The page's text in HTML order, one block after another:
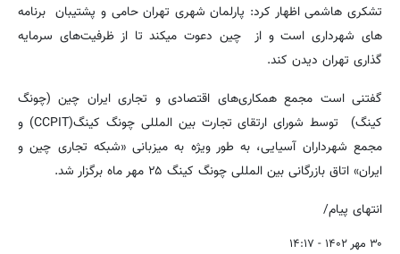
تشکری هاشمی اظهار کرد: پارلمان شهری تهران حامی و پشتیبان برنامه
های شهرداری است و از چین دعوت میکند تا از ظرفیت‌های سرمایه
گذاری تهران دیدن کند.
گفتنی است مجمع همکاری‌های اقتصادی و تجاری ایران چین (چونگ
کینگ) توسط شورای ارتقای تجارت بین المللی چونگ کینگ(CCPIT) و
مجمع شهرداران آسیایی، به طور ویژه به میزبانی «شبکه تجاری چین و
ایران» اتاق بازرگانی بین المللی چونگ کینگ ۲۵ مهر ماه برگزار شد.
انتهای پیام/
۳۰ مهر ۱۴۰۲ - ۱۴:۱۷